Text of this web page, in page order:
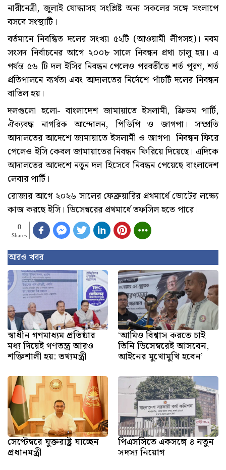
নারীনেত্রী, জুলাই যোদ্ধাসহ সংশ্লিষ্ট অন্য সকলের সঙ্গে সংলাপে
বসবে সংস্থাটি।
বর্তমানে নিবন্ধিত দলের সংখ্যা ৫২টি (আওয়ামী লীগসহ)। নবম
সংসদ নির্বাচনের আগে ২০০৮ সালে নিবন্ধন প্রথা চালু হয়। এ
পর্যন্ত ৫৬ টি দল ইসির নিবন্ধন পেলেও পরবর্তীতে শর্ত পূরণ, শর্ত
প্রতিপালনে ব্যর্থতা এবং আদালতের নির্দেশে পাঁচটি দলের নিবন্ধন
বাতিল হয়।
দলগুলো হলো- বাংলাদেশ জামায়াতে ইসলামী, ফ্রিডম পার্টি,
ঐক্যবদ্ধ নাগরিক আন্দোলন, পিডিপি ও জাগপা। সস্প্রতি
আদালতের আদেশে জামায়াতে ইসলামী ও জাগপা নিবন্ধন ফিরে
পেলেও ইসি কেবল জামায়াতের নিবন্ধন ফিরিয়ে দিয়েছে। এদিকে
আদালতের আদেশে নতুন দল হিসেবে নিবন্ধন পেয়েছে বাংলাদেশ
লেবার পার্টি।
রোজার আগে ২০২৬ সালের ফেব্রুয়ারির প্রথমার্ধে ভোটের লক্ষ্যে
কাজ করছে ইসি। ডিসেম্বরের প্রথমার্ধে তফসিল হতে পারে।
0
Shares
আরও খবর
স্বাধীন গণমাধ্যম প্রতিষ্ঠার
মধ্য দিয়েই গণতন্ত্র আরও
শক্তিশালী হয়: তথ্যমন্ত্রী
‘আমিও বিশ্বাস করতে চাই
তিনি ডিসেম্বরেই আসবেন,
আইনের মুখোমুখি হবেন’
সেপ্টেম্বরে যুক্তরাষ্ট্র যাচ্ছেন
প্রধানমন্ত্রী
পিএসসিতে একসঙ্গে ৪ নতুন
সদস্য নিয়োগ